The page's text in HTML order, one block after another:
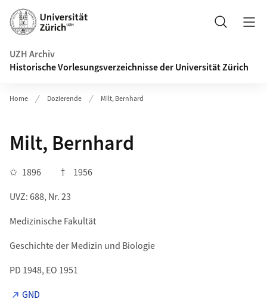
Navigation auf uzh.ch
Suche
UZH Archiv
Historische Vorlesungsverzeichnisse der Universität Zürich
Home Dozierende Milt, Bernhard
Milt, Bernhard
✩ 1896 †
1956
UVZ: 688, Nr. 23
Medizinische Fakultät
Geschichte der Medizin und Biologie
PD 1948, EO 1951
GND